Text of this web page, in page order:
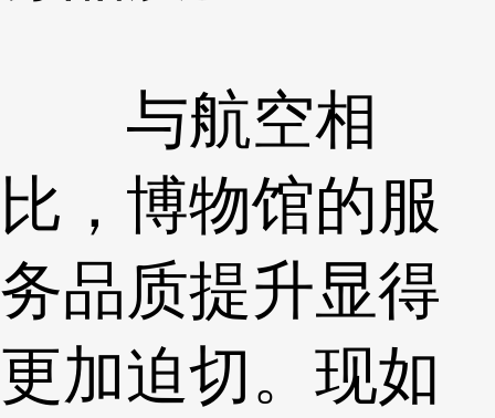
与航空相
比，博物馆的服
务品质提升显得
更加迫切。现如